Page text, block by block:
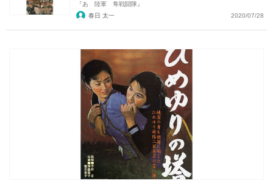
『あゝ陸軍 隼戦闘隊』
春日 太一
2020/07/28